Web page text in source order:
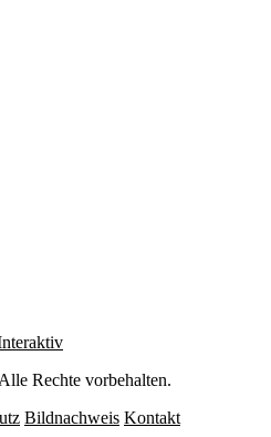
Rechte vorbehalten.
Bildnachweis Kontakt